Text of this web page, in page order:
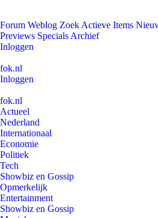
Forum Weblog Zoek Actieve Items
Previews Specials Archief
Inloggen
fok.nl
Inloggen
fok.nl
Actueel
Nederland
Internationaal
Economie
Politiek
Tech
Showbiz en Gossip
Opmerkelijk
Entertainment
Showbiz en Gossip